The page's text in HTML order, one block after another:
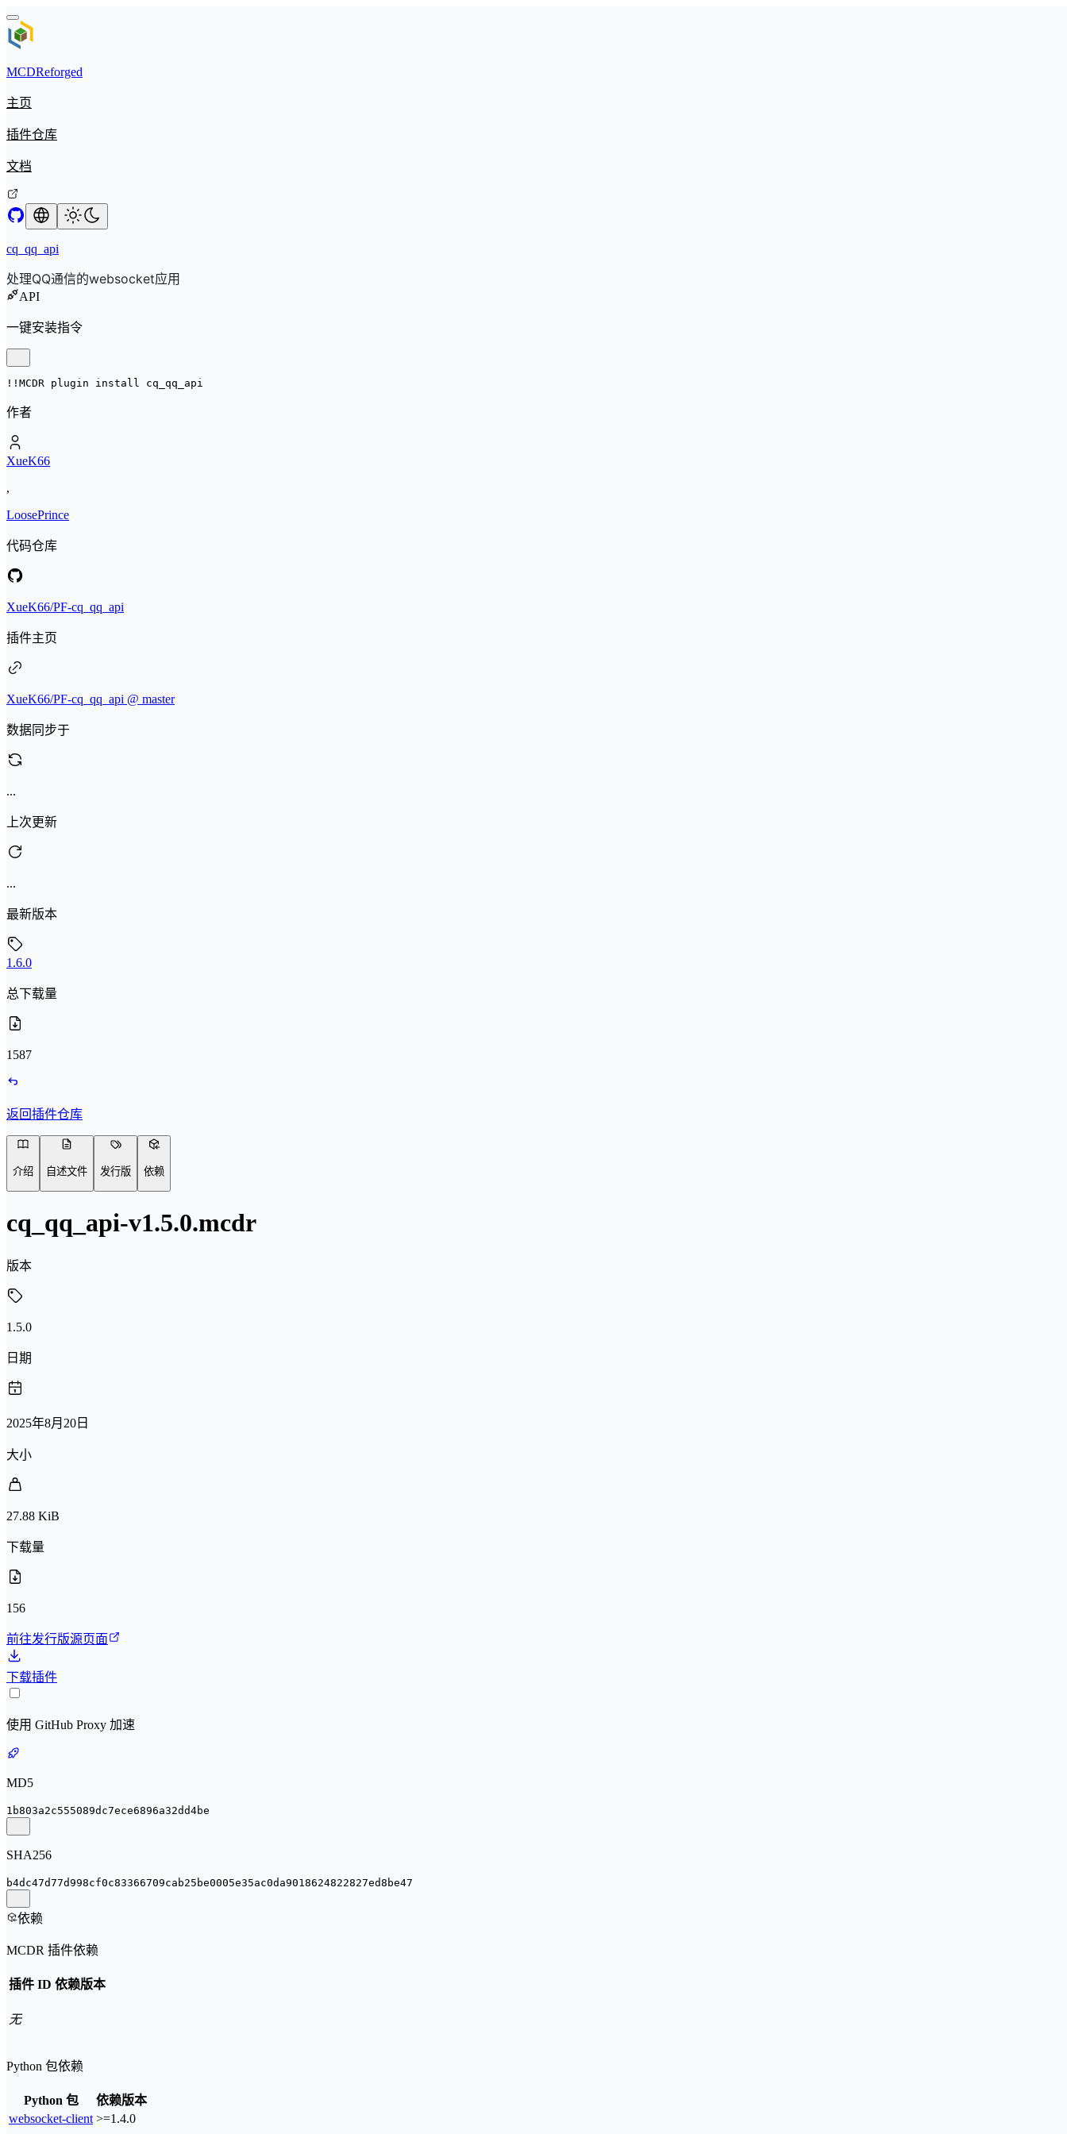
MCDReforged
主页
插件仓库
文档
cq_qq_api
处理QQ通信的websocket应用
API
一键安装指令
!!MCDR plugin install cq_qq_api
作者
XueK66
,
LoosePrince
代码仓库
XueK66/PF-cq_qq_api
插件主页
XueK66/PF-cq_qq_api @ master
数据同步于
...
上次更新
...
最新版本
1.6.0
总下载量
1587
返回插件仓库
介绍 自述文件 发行版 依赖
cq_qq_api-v1.5.0.mcdr
版本
1.5.0
日期
2025年8月20日
大小
27.88 KiB
下载量
156
前往发行版源页面
下载插件
使用 GitHub Proxy 加速
MD5
1b803a2c555089dc7ece6896a32dd4be
SHA256
b4dc47d77d998cf0c83366709cab25be0005e35ac0da9018624822827ed8be47
依赖
MCDR 插件依赖
插件 ID 依赖版本
无
Python 包依赖
Python 包
依赖版本
websocket-client >=1.4.0